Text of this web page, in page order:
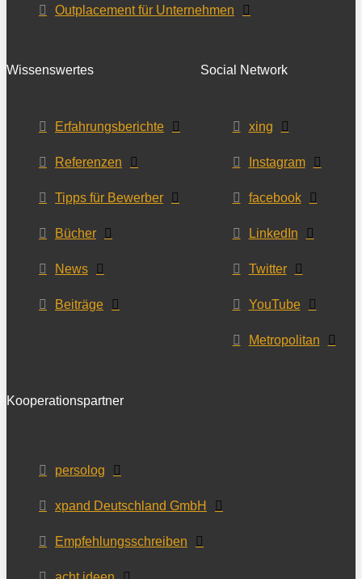
Outplacement für Unternehmen
Wissenswertes
Erfahrungsberichte
Referenzen
Tipps für Bewerber
Bücher
News
Beiträge
Social Network
xing
Instagram
facebook
LinkedIn
Twitter
YouTube
Metropolitan
Kooperationspartner
persolog
xpand Deutschland GmbH
Empfehlungsschreiben